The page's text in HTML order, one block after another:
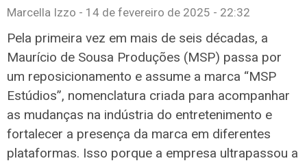
Marcella Izzo 14 de fevereiro de 2025 22:32
Pela primeira vez em mais de seis décadas, a
Maurício de Sousa Produções (MSP) passa por
um reposicionamento e assume a marca “MSP
Estúdios”, nomenclatura criada para acompanhar
as mudanças na indústria do entretenimento e
fortalecer a presença da marca em diferentes
plataformas. Isso porque a empresa ultrapassou a